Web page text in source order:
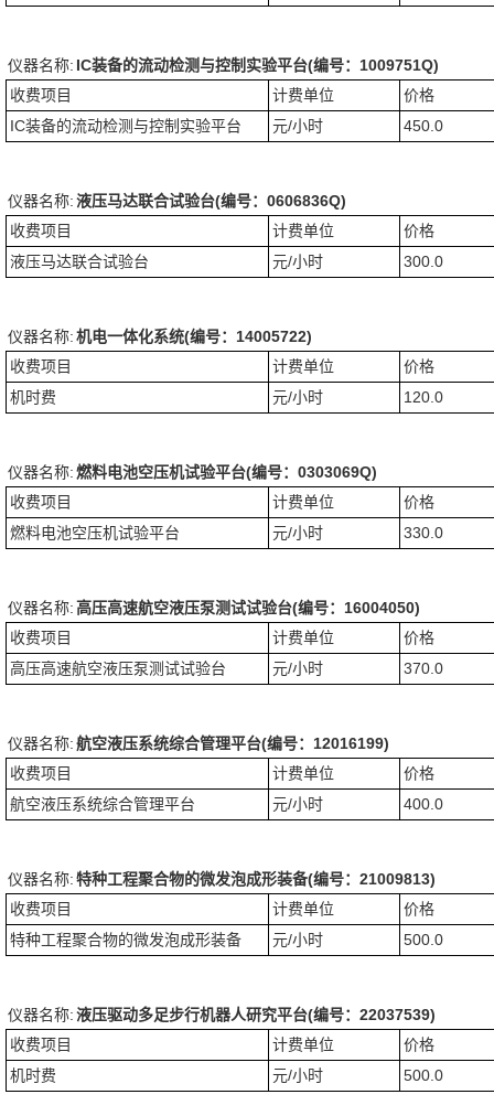
仪器名称: IC装备的流动检测与控制实验平台(编号：1009751Q)
收费项目
计费单位
价格
IC装备的流动检测与控制实验平台
元/小时 450.0
仪器名称:液压马达联合试验台(编号：0606836Q)
收费项目
计费单位
价格
液压马达联合试验台
元/小时 300.0
仪器名称:机电一体化系统(编号：14005722)
收费项目
计费单位
价格
机时费
元/小时 120.0
仪器名称:燃料电池空压机试验平台(编号：0303069Q)
收费项目
计费单位
价格
燃料电池空压机试验平台
元/小时 330.0
仪器名称:高压高速航空液压泵测试试验台(编号：16004050)
收费项目
计费单位
价格
高压高速航空液压泵测试试验台
元/小时 370.0
仪器名称:航空液压系统综合管理平台(编号：12016199)
收费项目
计费单位
价格
航空液压系统综合管理平台
元/小时 400.0
仪器名称:特种工程聚合物的微发泡成形装备(编号：21009813)
收费项目
计费单位
价格
特种工程聚合物的微发泡成形装备
元/小时 500.0
仪器名称:液压驱动多足步行机器人研究平台(编号：22037539)
收费项目
计费单位
价格
机时费
元/小时 500.0